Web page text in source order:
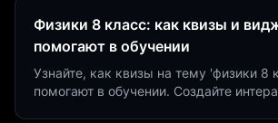
Физики 8 класс: как квизы и
помогают в обучении
Узнайте, как квизы на тему 'физики 8
помогают в обучении. Создайте